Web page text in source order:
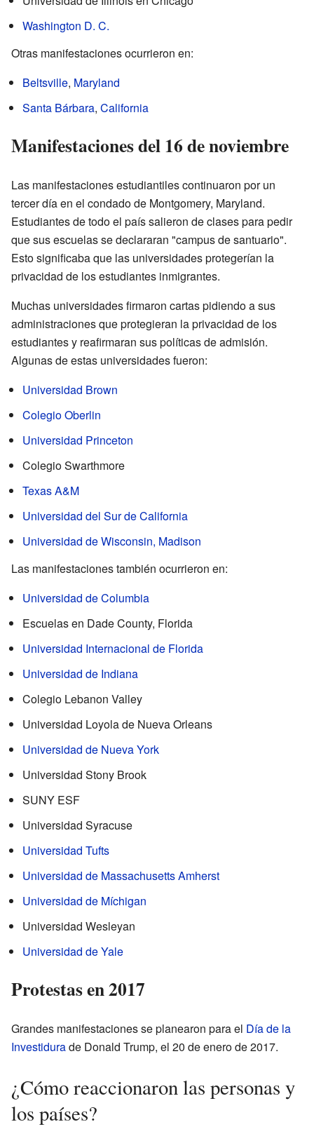
Washington D. C.
Otras manifestaciones ocurrieron en:
Beltsville, Maryland
Santa Bárbara, California
Manifestaciones del 16 de noviembre
Las manifestaciones estudiantiles continuaron por un
tercer día en el condado de Montgomery, Maryland.
Estudiantes de todo el país salieron de clases para pedir
que sus escuelas se declararan "campus de santuario".
Esto significaba que las universidades protegerían la
privacidad de los estudiantes inmigrantes.
Muchas universidades firmaron cartas pidiendo a sus
administraciones que protegieran la privacidad de los
estudiantes y reafirmaran sus políticas de admisión.
Algunas de estas universidades fueron:
Universidad Brown
Colegio Oberlin
Universidad Princeton
Colegio Swarthmore
Texas A&M
Universidad del Sur de California
Universidad de Wisconsin, Madison
Las manifestaciones también ocurrieron en:
Universidad de Columbia
Escuelas en Dade County, Florida
Universidad Internacional de Florida
Universidad de Indiana
Colegio Lebanon Valley
Universidad Loyola de Nueva Orleans
Universidad de Nueva York
Universidad Stony Brook
SUNY ESF
Universidad Syracuse
Universidad Tufts
Universidad de Massachusetts Amherst
Universidad de Míchigan
Universidad Wesleyan
Universidad de Yale
Protestas en 2017
Grandes manifestaciones se planearon para el Día de la
Investidurade Donald Trump, el 20 de enero de 2017.
¿Cómo reaccionaron las personas y
los países?